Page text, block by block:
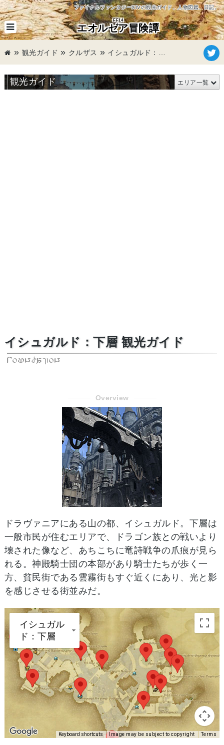
ファイナルファンタジーXIVの観光ガイド、人物図鑑、日記。
FF14
エオルゼア冒険譚
観光ガイド クルザス
イシュガルド：下層 観光ガイド
Foundation
Overview
ドラヴァニアにある山の都、イシュガルド。下層は
一般市民が住むエリアで、ドラゴン族との戦いより
壊された像など、あちこちに竜詩戦争の爪痕が見ら
れる。神殿騎士団の本部があり騎士たちが歩く一
方、貧民街である雲霧街もすぐ近くにあり、光と影
を感じさせる街並みだ。
イシュガル
ド：下層
Keyboard shortcuts Image may be subject to copyright Terms
観光ガイド エリア一覧